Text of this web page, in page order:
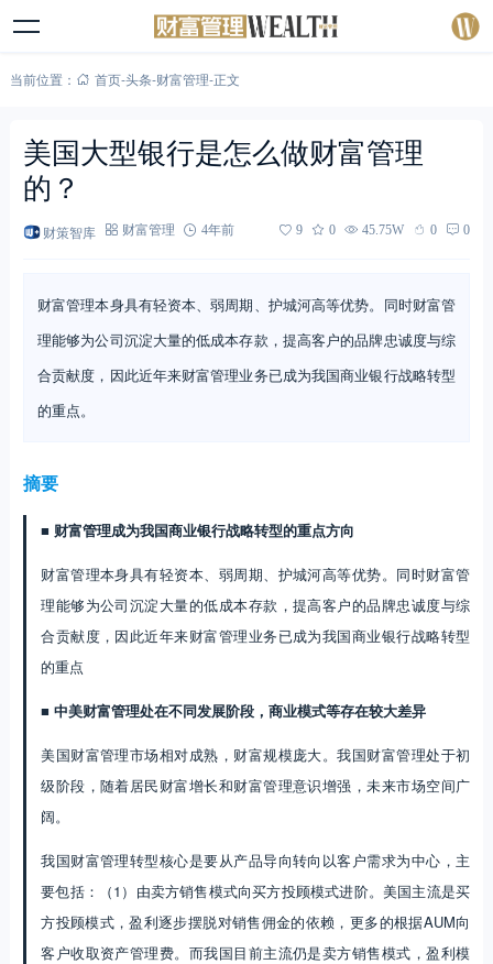
当前位置： 首页-头条-财富管理-正文
美国大型银行是怎么做财富管理
的？
财策智库 财富管理 4年前 9 0 45.75W 0 0
财富管理本身具有轻资本、弱周期、护城河高等优势。同时财富管
理能够为公司沉淀大量的低成本存款，提高客户的品牌忠诚度与综
合贡献度，因此近年来财富管理业务已成为我国商业银行战略转型
的重点。
摘要
■ 财富管理成为我国商业银行战略转型的重点方向
财富管理本身具有轻资本、弱周期、护城河高等优势。同时财富管
理能够为公司沉淀大量的低成本存款，提高客户的品牌忠诚度与综
合贡献度，因此近年来财富管理业务已成为我国商业银行战略转型
的重点
■ 中美财富管理处在不同发展阶段，商业模式等存在较大差异
美国财富管理市场相对成熟，财富规模庞大。我国财富管理处于初
级阶段，随着居民财富增长和财富管理意识增强，未来市场空间广
阔。
我国财富管理转型核心是要从产品导向转向以客户需求为中心，主
要包括：（1）由卖方销售模式向买方投顾模式进阶。美国主流是买
方投顾模式，盈利逐步摆脱对销售佣金的依赖，更多的根据AUM向
客户收取资产管理费。而我国目前主流仍是卖方销售模式，盈利模